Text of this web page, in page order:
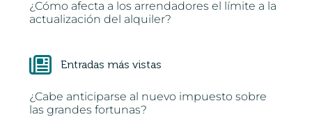
¿Cómo afecta a los arrendadores el límite a la
actualización del alquiler?
Entradas más vistas
¿Cabe anticiparse al nuevo impuesto sobre
las grandes fortunas?